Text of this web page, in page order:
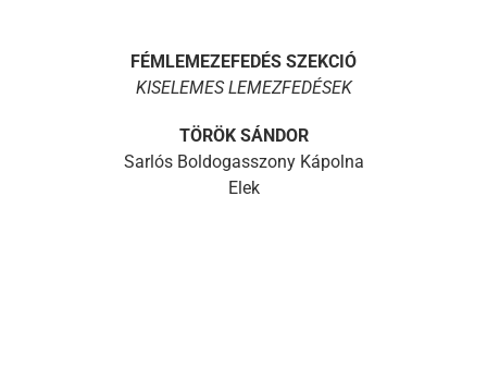
FÉMLEMEZEFEDÉS SZEKCIÓ
KISELEMES LEMEZFEDÉSEK
TÖRÖK SÁNDOR
Sarlós Boldogasszony Kápolna
Elek